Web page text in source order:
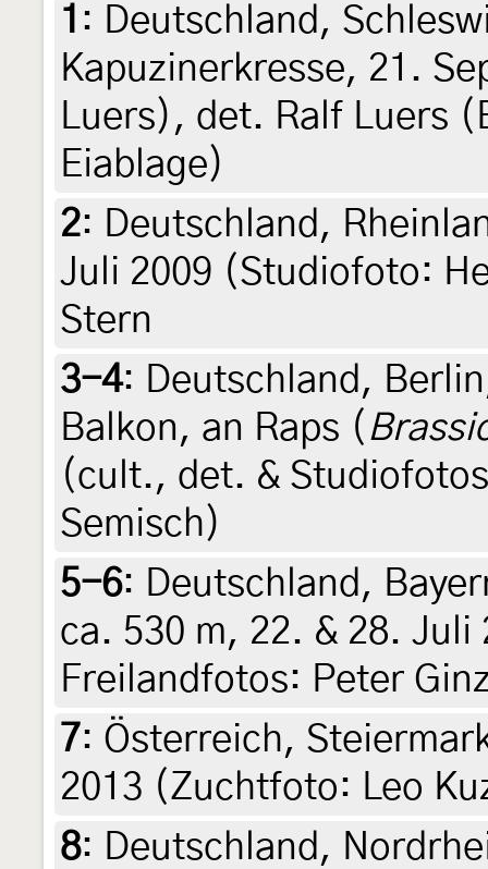
1 : Deutschland,
Kapuzinerkresse, 21.
Luers), det. Ralf Luers
Eiablage)
2: Deutschland,
Juli 2009 (Studiofoto:
Stern
3-4: Deutschland,
Balkon, an Raps (
(cult., det. &
Semisch)
5-6: Deutschland,
ca. 530 m, 22. & 28. Juli
Freilandfotos: Peter
7: Österreich,
2013 (Zuchtfoto: Leo
8: Deutschland,